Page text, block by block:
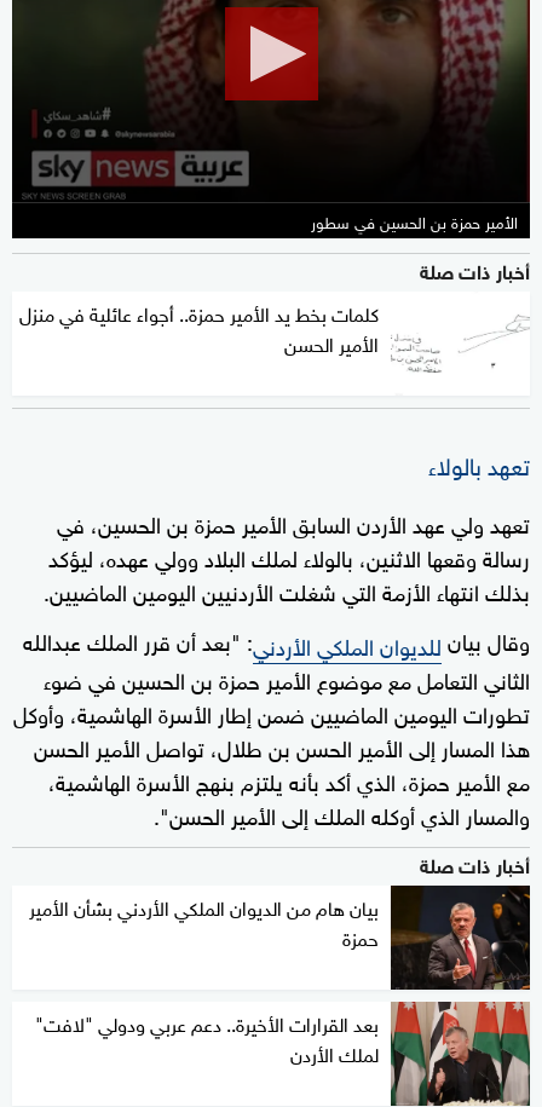
الأمير حمزة بن الحسين في سطور
أخبار ذات صلة
كلمات بخط يد الأمير حمزة.. أجواء عائلية في منزل
الأمير الحسن
تعهد بالولاء
تعهد ولي عهد الأردن السابق الأمير حمزة بن الحسين، في
رسالة وقعها الاثنين، بالولاء لملك البلاد وولي عهده، ليؤكد
بذلك انتهاء الأزمة التي شغلت الأردنيين اليومين الماضيين.
وقال بيانللديوان الملكي الأردني: "بعد أن قرر الملك عبدالله
الثاني التعامل مع موضوع الأمير حمزة بن الحسين في ضوء
تطورات اليومين الماضيين ضمن إطار الأسرة الهاشمية، وأوكل
هذا المسار إلى الأمير الحسن بن طلال، تواصل الأمير الحسن
مع الأمير حمزة، الذي أكد بأنه يلتزم بنهج الأسرة الهاشمية،
والمسار الذي أوكله الملك إلى الأمير الحسن".
أخبار ذات صلة
بيان هام من الديوان الملكي الأردني بشأن الأمير
حمزة
بعد القرارات الأخيرة.. دعم عربي ودولي "لافت"
لملك الأردن